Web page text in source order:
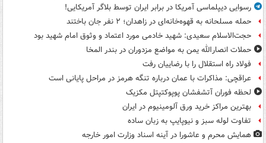
رسوایی دیپلماسی آمریکا در برابر ایران توسط بلاگر آمریکایی!
حمله مسلحانه به قهوه‌خانه‌ای در زاهدان؛ ۲ نفر جان باختند
حجت‌الاسلام سعیدی: شهید خادمی مورد اعتماد و وثوق امام شهید بود
حملات انصارالله یمن به مواضع مزدوران در بندر المخا
فولاد راه استقلال را با رضاییان رفت
عراقچی: مذاکرات با عمان درباره تنگه هرمز در مراحل پایانی است
لحظه فوران آتشفشان پوپوکتپتل مکزیک
بهترین مراکز خرید ورق آلومینیوم در ایران
تفاوت لوله سبز و نیوپایپ به زبان ساده
همایش محرم و عاشورا در آینه اسناد وزارت امور خارجه